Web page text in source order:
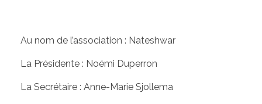
Au nom de l’association : Nateshwar
La Présidente : Noémi Duperron
La Secrétaire : Anne-Marie Sjollema